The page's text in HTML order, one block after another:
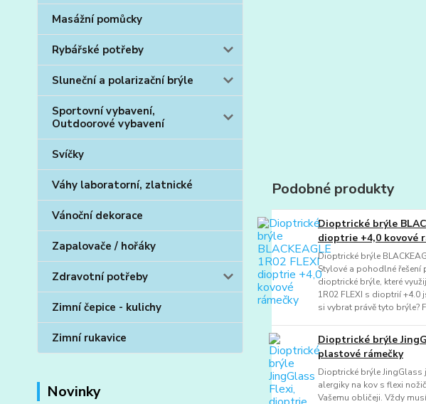
Masážní pomůcky
Rybářské potřeby
Sluneční a polarizační brýle
Sportovní vybavení,
Outdoorové vybavení
Svíčky
Váhy laboratorní, zlatnické
Vánoční dekorace
Zapalovače / hořáky
Zdravotní potřeby
Zimní čepice - kulichy
Zimní rukavice
Novinky
Podobné produkty
Dioptrické brýle
dioptrie +4,0 kovové
Dioptrické brýle
Stylové a pohodlné řešení
dioptrické brýle, které
1R02 FLEXI s dioptrií
si vybrat právě tyto brýle?
Dioptrické brýle
plastové rámečky
Dioptrické brýle
alergiky na kov s flexi
Vašemu obličeji. Vždy